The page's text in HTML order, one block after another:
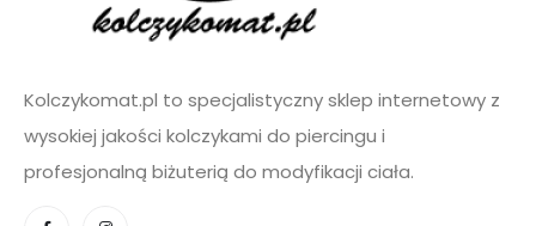
Kolczykomat.pl to specjalistyczny sklep internetowy z
wysokiej jakości kolczykami do piercingu i
profesjonalną biżuterią do modyfikacji ciała.